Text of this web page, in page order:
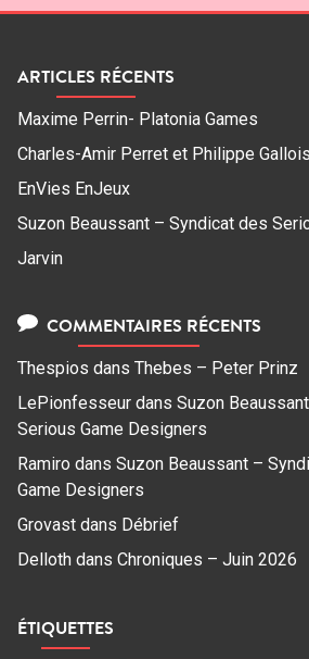
ARTICLES RÉCENTS
Maxime Perrin- Platonia Games
Charles-Amir Perret et Philippe
EnVies EnJeux
Suzon Beaussant – Syndicat des
Jarvin
COMMENTAIRES RÉCENTS
Thespios dans Thebes – Peter Prinz
LePionfesseur dans Suzon
Serious Game Designers
Ramiro dans Suzon Beaussant –
Game Designers
Grovast dans Débrief
Delloth dans Chroniques – Juin 2026
ÉTIQUETTES